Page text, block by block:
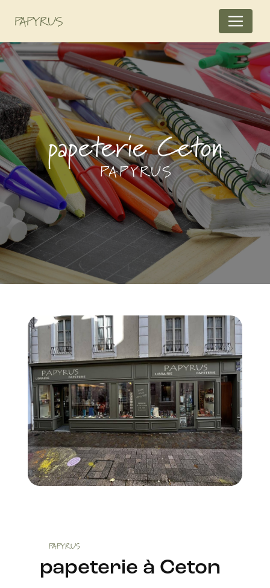
PAPYRUS
papeterie Ceton
PAPYRUS
PAPYRUS
papeterie à Ceton